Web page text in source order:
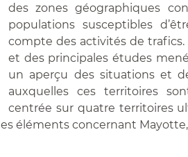
des zones géographiques
populations susceptibles
compte des activités de
et des principales études
un aperçu des situations et
auxquelles ces territoires
centrée sur quatre territoires
éléments concernant